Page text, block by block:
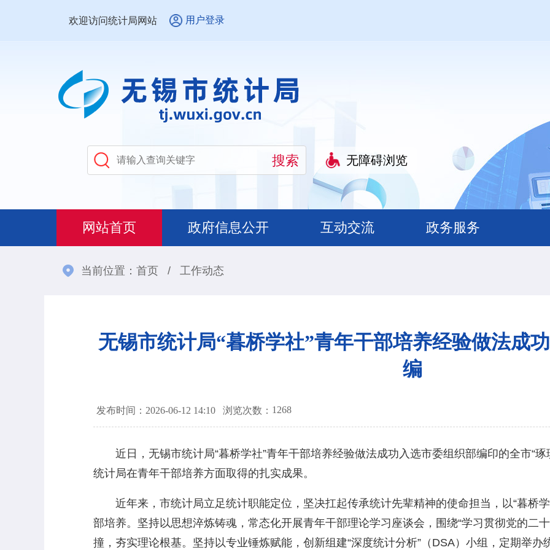
欢迎访问统计局网站 用户登录
无障碍浏览
网站首页 政府信息公开 互动交流 政务服务
当前位置： 首页 / 工作动态
无锡市统计局“暮桥学社”青年干部培养经验做法成
编
发布时间：2026-06-12 14:10 浏览次数： 1268
近日，无锡市统计局“暮桥学社”青年干部培养经验做法成功入选市委组织部编印的全市“琢
统计局在青年干部培养方面取得的扎实成果。
近年来，市统计局立足统计职能定位，坚决扛起传承统计先辈精神的使命担当，以“暮桥
部培养。坚持以思想淬炼铸魂，常态化开展青年干部理论学习座谈会，围绕“学习贯彻党的二
撞，夯实理论根基。坚持以专业锤炼赋能，创新组建“深度统计分析”（DSA）小组，定期举